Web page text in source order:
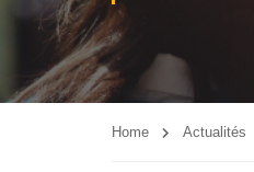
Home Actualités